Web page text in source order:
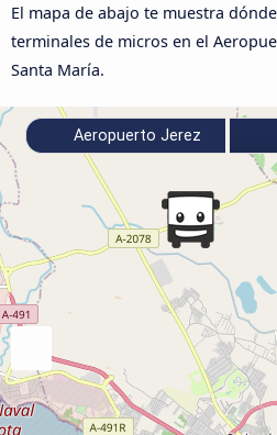
El mapa de abajo te muestra
terminales de micros en el
Santa María.
Aeropuerto Jerez